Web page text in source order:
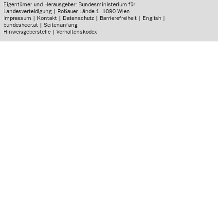
Eigentümer und Herausgeber: Bundesministerium für
Landesverteidigung | Roßauer Lände 1, 1090 Wien
Impressum | Kontakt | Datenschutz | Barrierefreiheit | English |
bundesheer.at |Seitenanfang
Hinweisgeberstelle |Verhaltenskodex